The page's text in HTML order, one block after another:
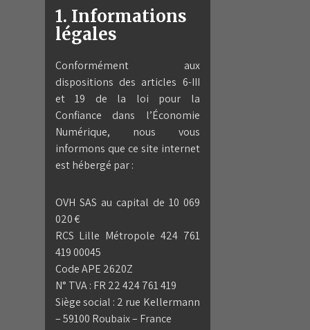
1. Informations
légales
Conformément aux
dispositions des articles 6-III
et 19 de la loi pour la
Confiance dans l’Économie
Numérique, nous vous
informons que ce site internet
est hébergé par :
OVH SAS au capital de 10 069
020 €
RCS Lille Métropole 424 761
419 00045
Code APE 2620Z
N° TVA : FR 22 424 761 419
Siège social : 2 rue Kellermann
– 59100 Roubaix – France